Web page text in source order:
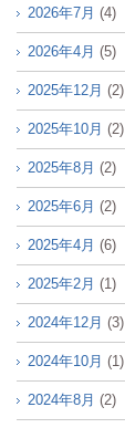
2026年7月 (4)
2026年4月 (5)
2025年12月 (2)
2025年10月 (2)
2025年8月 (2)
2025年6月 (2)
2025年4月 (6)
2025年2月 (1)
2024年12月 (3)
2024年10月 (1)
2024年8月 (2)